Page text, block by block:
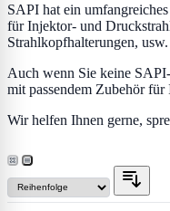
SAPI hat ein
für Injektor- und
Strahlkopfhalterungen,
Auch wenn Sie keine
mit passendem Zubehör
Wir helfen Ihnen gerne,